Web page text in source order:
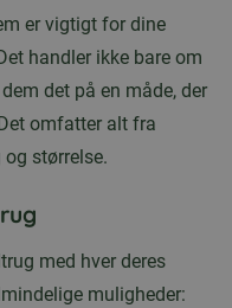
er vigtigt for dine
handler ikke bare om
det på en måde, der
omfatter alt fra
størrelse.
med hver deres
muligheder: